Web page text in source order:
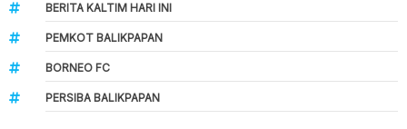
BERITA KALTIM HARI INI
PEMKOT BALIKPAPAN
BORNEO FC
PERSIBA BALIKPAPAN